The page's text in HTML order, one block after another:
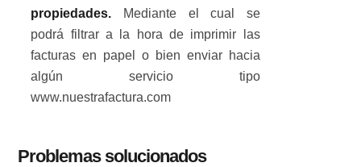
propiedades.
Mediante el cual se
podrá filtrar a la hora de imprimir las
facturas en papel o bien enviar hacia
algún servicio tipo
www.nuestrafactura.com
Problemas solucionados